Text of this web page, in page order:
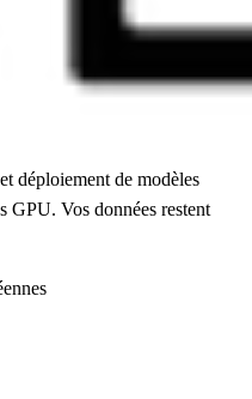
déploiement de modèles
GPU. Vos données restent